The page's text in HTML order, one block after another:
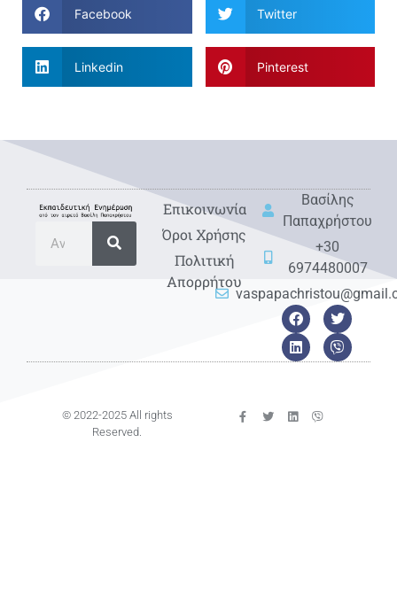
Facebook Twitter
Linkedin Pinterest
Eπικοινωνία
Όροι Χρήσης
Πολιτική
Απορρήτου
Βασίλης
Παπαχρήστου
+30
6974480007
© 2022-2025 All rights
Reserved.